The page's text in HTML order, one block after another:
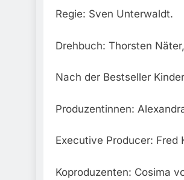
Regie: Sven Unterwaldt.
Drehbuch: Thorsten
Nach der Bestseller
Produzentinnen:
Executive Producer: Fred
Koproduzenten: Cosima